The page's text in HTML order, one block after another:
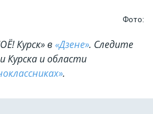
Фото:
Курск» в «Дзене». Cледите
Курска и области
.